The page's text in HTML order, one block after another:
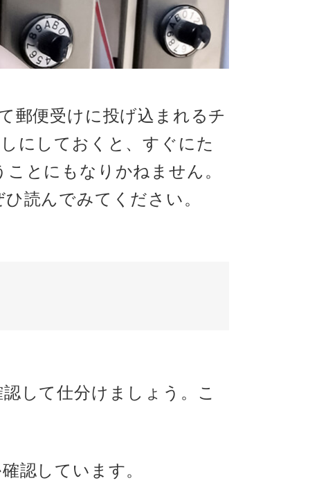
郵便受けに投げ込まれるチ
にしておくと、すぐにた
とにもなりかねません。
読んでみてください。
して仕分けましょう。こ
認しています。